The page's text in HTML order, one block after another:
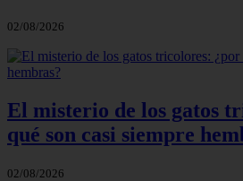
02/08/2026
El misterio de los gatos
qué son casi siempre
02/08/2026